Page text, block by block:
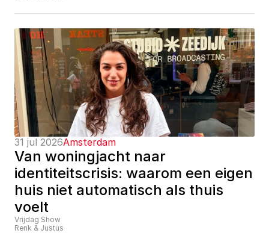
31 jul 2026Amsterdam
Van woningjacht naar
identiteitscrisis: waarom een eigen
huis niet automatisch als thuis
voelt
Vrijdag Show
Renk & Justus